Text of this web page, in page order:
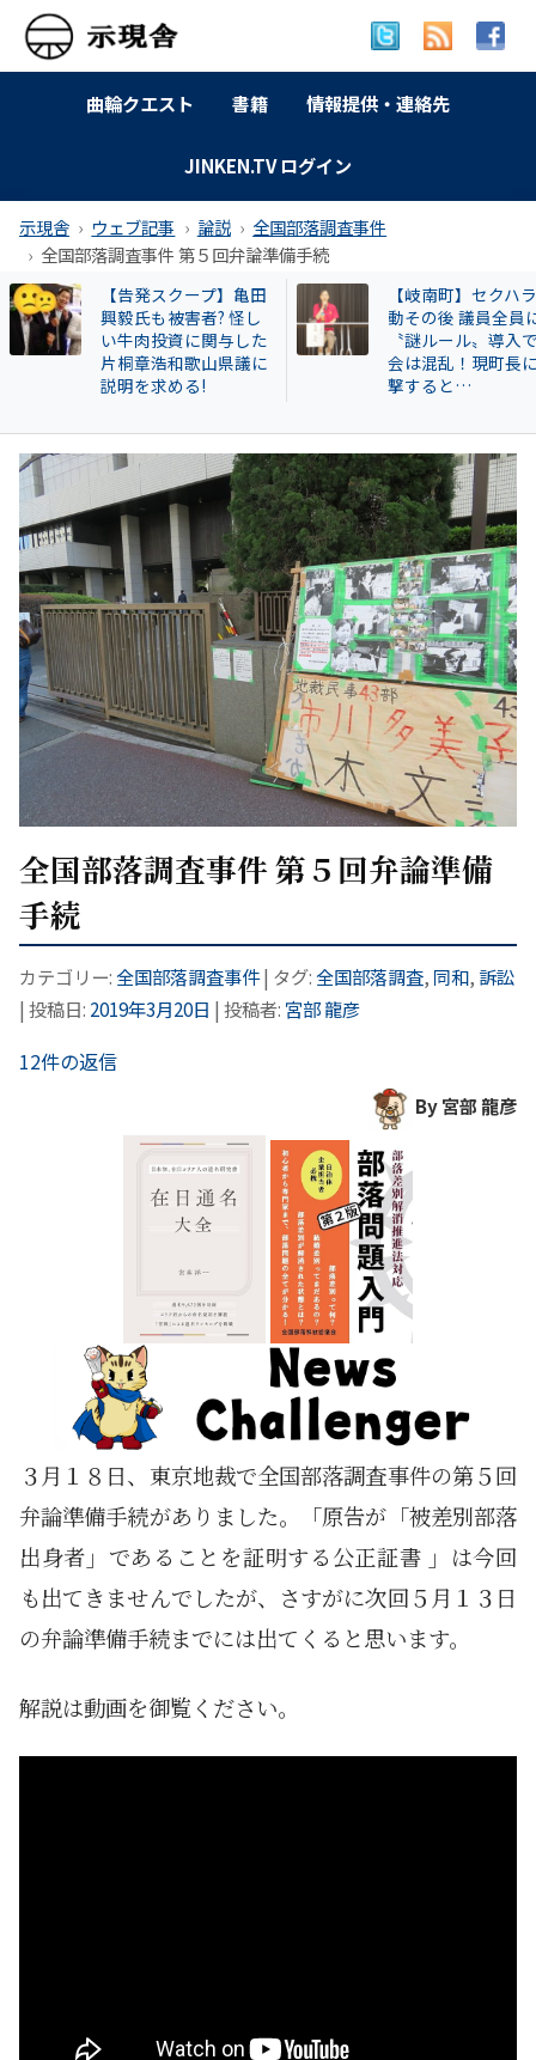
曲輪クエスト 書籍 情報提供・連絡先
JINKEN.TV ログイン
示現舎 ウェブ記事 論説
全国部落調査事件
全国部落調査事件 第５回弁論準備手続
【告発スクープ】亀田
興毅氏も被害者? 怪し
い牛肉投資に関与した
片桐章浩和歌山県議に
説明を求める!
【岐南町】セクハ
動その後 議員全員
〝謎ルール〟導入
会は混乱！現町長
撃すると…
全国部落調査事件 第５回弁論準備
手続
カテゴリー:全国部落調査事件| タグ:全国部落調査, 同和, 訴訟
| 投稿日: 2019年3月20日 | 投稿者: 宮部 龍彦
12件の返信
By 宮部 龍彦
３月１８日、東京地裁で全国部落調査事件の第５回
弁論準備手続がありました。「原告が「被差別部落
出身者」であることを証明する公正証書 」は今回
も出てきませんでしたが、さすがに次回５月１３日
の弁論準備手続までには出てくると思います。
解説は動画を御覧ください。